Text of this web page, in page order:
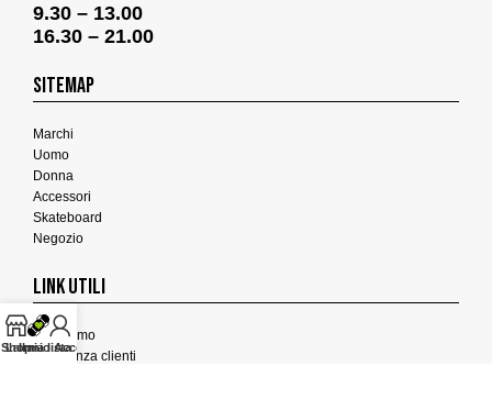
9.30 – 13.00
16.30 – 21.00
SITEMAP
Marchi
Uomo
Donna
Accessori
Skateboard
Negozio
LINK UTILI
Chi Siamo
Assistenza clienti
Shop
La mia lista
Il mio Account